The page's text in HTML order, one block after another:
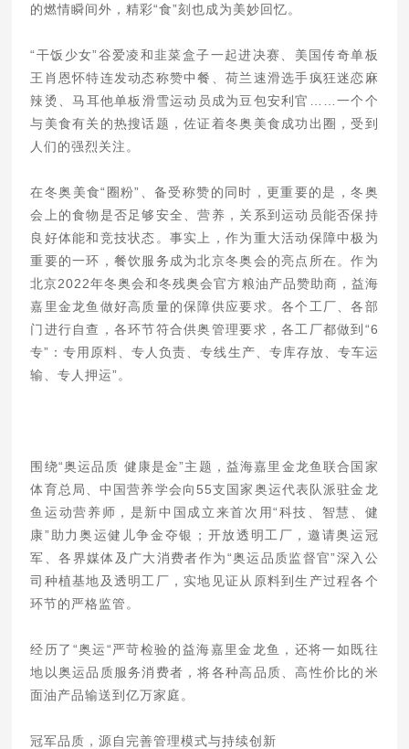
的燃情瞬间外，精彩“食”刻也成为美妙回忆。
“干饭少女”谷爱凌和韭菜盒子一起进决赛、美国传奇单板
王肖恩怀特连发动态称赞中餐、荷兰速滑选手疯狂迷恋麻
辣烫、马耳他单板滑雪运动员成为豆包安利官……一个个
与美食有关的热搜话题，佐证着冬奥美食成功出圈，受到
人们的强烈关注。
在冬奥美食“圈粉”、备受称赞的同时，更重要的是，冬奥
会上的食物是否足够安全、营养，关系到运动员能否保持
良好体能和竞技状态。事实上，作为重大活动保障中极为
重要的一环，餐饮服务成为北京冬奥会的亮点所在。作为
北京2022年冬奥会和冬残奥会官方粮油产品赞助商，益海
嘉里金龙鱼做好高质量的保障供应要求。各个工厂、各部
门进行自查，各环节符合供奥管理要求，各工厂都做到“6
专”：专用原料、专人负责、专线生产、专库存放、专车运
输、专人押运”。
围绕“奥运品质 健康是金”主题，益海嘉里金龙鱼联合国家
体育总局、中国营养学会向55支国家奥运代表队派驻金龙
鱼运动营养师，是新中国成立来首次用“科技、智慧、健
康”助力奥运健儿争金夺银；开放透明工厂，邀请奥运冠
军、各界媒体及广大消费者作为“奥运品质监督官”深入公
司种植基地及透明工厂，实地见证从原料到生产过程各个
环节的严格监管。
经历了“奥运“严苛检验的益海嘉里金龙鱼，还将一如既往
地以奥运品质服务消费者，将各种高品质、高性价比的米
面油产品输送到亿万家庭。
冠军品质，源自完善管理模式与持续创新